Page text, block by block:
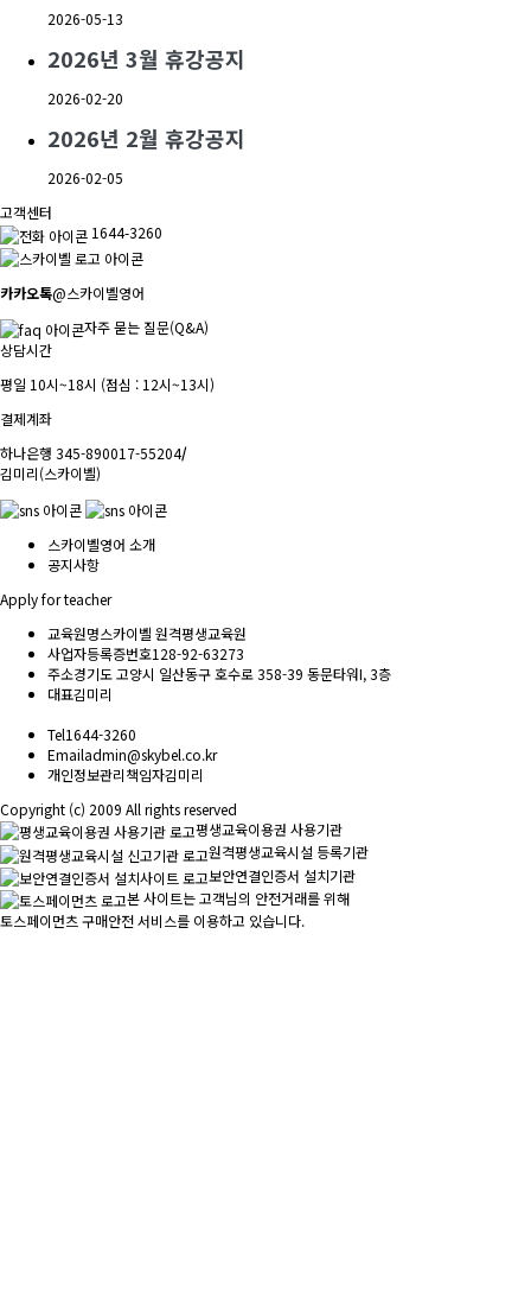
2026-05-13
2026년 3월 휴강공지
2026-02-20
2026년 2월 휴강공지
2026-02-05
고객센터
1644-3260
카카오톡@스카이벨영어
자주 묻는 질문(Q&A)
상담시간
평일 10시~18시 (점심 : 12시~13시)
결제계좌
하나은행 345-890017-55204/
김미리(스카이벨)
스카이벨영어 소개
공지사항
Apply for teacher
교육원명스카이벨 원격평생교육원
사업자등록증번호128-92-63273
주소경기도 고양시 일산동구 호수로 358-39 동문타워I, 3층
대표김미리
Tel1644-3260
Emailadmin@skybel.co.kr
개인정보관리책임자김미리
Copyright (c) 2009 All rights reserved
평생교육이용권 사용기관
원격평생교육시설 등록기관
보안연결인증서 설치기관
본 사이트는 고객님의 안전거래를 위해
토스페이먼츠 구매안전 서비스를 이용하고 있습니다.